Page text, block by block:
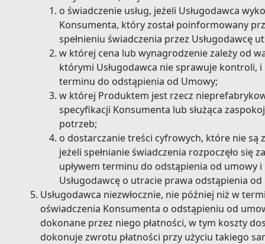
o świadczenie usług, jeżeli Usługodawca
Konsumenta, który został poinformowany
spełnieniu świadczenia przez Usługodawcę
w której cena lub wynagrodzenie zależy od
którymi Usługodawca nie sprawuje kontroli,
terminu do odstąpienia od Umowy;
w której Produktem jest rzecz
specyfikacji Konsumenta lub służąca
potrzeb;
o dostarczanie treści cyfrowych, które nie są
jeżeli spełnianie świadczenia rozpoczęło się
upływem terminu do odstąpienia od umowy
Usługodawcę o utracie prawa odstąpienia
Usługodawca niezwłocznie, nie później niż w
oświadczenia Konsumenta o odstąpieniu od
dokonane przez niego płatności, w tym koszty
dokonuje zwrotu płatności przy użyciu takiego